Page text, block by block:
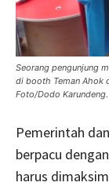
Seorang pengunjung
di booth Teman Ahok
Foto/Dodo Karundeng.
Pemerintah
berpacu
harus